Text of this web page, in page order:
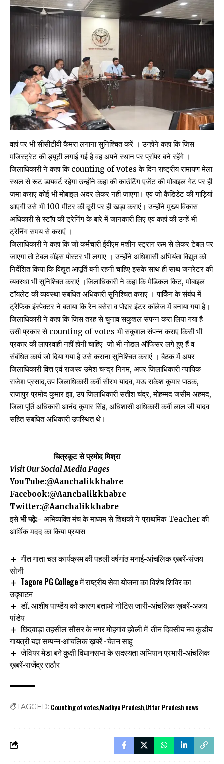
वहां पर भी सीसीटीवी कैमरा लगाना सुनिश्चित करें । उन्होंने कहा कि जिस
मजिस्ट्रेट की ड्यूटी लगाई गई है वह अपने स्थान पर प्रॉपर बने रहेंगे ।
जिलाधिकारी ने कहा कि counting of votes के दिन राष्ट्रीय रामायण मेला
स्थल से रूट डायवर्ट रहेगा उन्होंने कहा की काउंटिंग एजेंट की मोबाइल गेट पर ही
जमा कराए कोई भी मोबाइल अंदर लेकर नहीं जाएगा। एवं जो कैंडिडेट की गाड़ियां
आएगी उसे भी 100 मीटर की दूरी पर ही खड़ा कराएं। उन्होंने मुख्य विकास
अधिकारी से स्टॉप की ट्रेनिंग के बारे में जानकारी लिए एवं कहां की उन्हें भी
ट्रेनिंग समय से कराएं ।
जिलाधिकारी ने कहा कि जो कर्मचारी ईवीएम मशीन स्ट्रांग रूम से लेकर टेबल पर
जाएगा तो टेबल वॉइस पोस्टर भी लगाए । उन्होंने अधिशासी अभियंता विद्युत को
निर्देशित किया कि विद्युत आपूर्ति बनी रहनी चाहिए इसके साथ ही साथ जनरेटर की
व्यवस्था भी सुनिश्चित कराएं ।जिलाधिकारी ने कहा कि मेडिकल किट, मोबाइल
टॉयलेट की व्यवस्था संबंधित अधिकारी सुनिश्चित कराएं । पार्किंग के संबंध में
ट्रैफिक इंस्पेक्टर ने बताया कि रैन बसेरा व पोद्दार इंटर कॉलेज में बनाया गया है।
जिलाधिकारी ने कहा कि जिस तरह से चुनाव सकुशल संपन्न करा लिया गया है
उसी प्रकार से counting of votes भी सकुशल संपन्न कराए किसी भी
प्रकार की लापरवाही नहीं होनी चाहिए जो भी नोडल ऑफिसर लगे हुए हैं व
संबंधित कार्य जो दिया गया है उसे कराना सुनिश्चित कराएं । बैठक में अपर
जिलाधिकारी वित्त एवं राजस्व उमेश चन्द्र निगम, अपर जिलाधिकारी न्यायिक
राजेश प्रसाद,उप जिलाधिकारी कर्वी सौरभ यादव, मऊ राकेश कुमार पाठक,
राजापुर प्रमोद कुमार झा, उप जिलाधिकारी सतीश चंद्र, मोहम्मद जसीम अहमद,
जिला पूर्ति अधिकारी आनंद कुमार सिंह, अधिशासी अधिकारी कर्वी लाल जी यादव
सहित संबंधित अधिकारी उपस्थित थे।
चित्रकूट से प्रमोद मिश्रा
Visit Our Social Media Pages
YouTube:@Aanchalikkhabre
Facebook:@Aanchalikkhabre
Twitter:@Aanchalikkhabre
इसेभी पढ़े:- अभिव्यक्ति मंच के माध्यम से शिक्षकों ने प्राथमिक Teacher की
आर्थिक मदद का किया प्रयास
गीत गाता चल कार्यक्रम की पहली वर्षगांठ मनाई-आंचलिक ख़बरें-संजय
सोनी
Tagore PG College में राष्ट्रीय सेवा योजना का विशेष शिविर का
उद्घाटन
डॉ. आशीष पाण्डेंय को कारण बताओ नोटिस जारी-आंचलिक ख़बरें-अजय
पांडेय
छिंदवाड़ा तहसील सौसर के नगर मोहगांव हवेली में तीन दिवसीय नव कुंडीय
गायत्री यज्ञ सम्पन्न-आंचलिक ख़बरें -चेतन साहू
जेवियर मेडा बने कुक्षी विधानसभा के सदस्यता अभियान प्रभारी-आंचलिक
ख़बरें-राजेंद्र राठौर
TAGGED: Counting of votesMadhya PradeshUttar Pradesh news